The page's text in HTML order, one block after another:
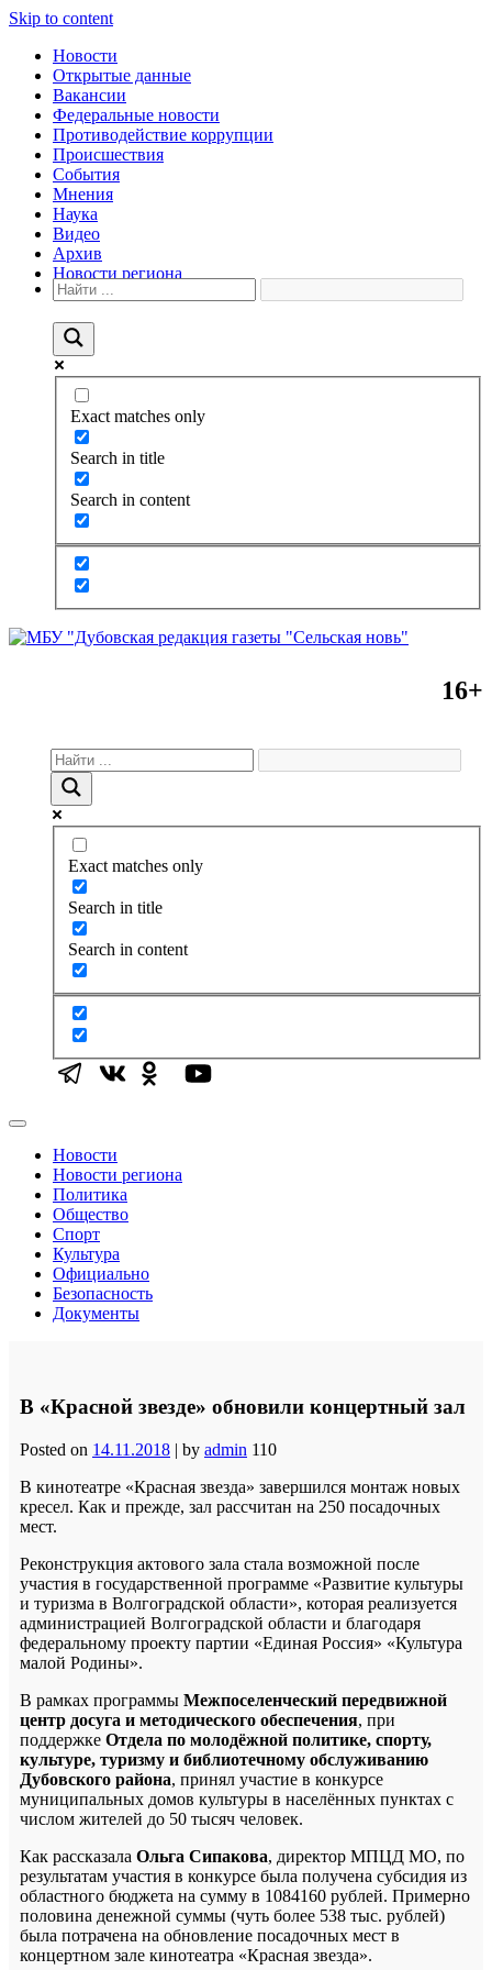
Skip to content
Новости
Открытые данные
Вакансии
Федеральные новости
Противодействие коррупции
Происшествия
События
Мнения
Наука
Видео
Архив
Новости региона
Exact matches only
Search in title
Search in content
16+
Exact matches only
Search in title
Search in content
Новости
Новости региона
Политика
Общество
Спорт
Культура
Официально
Безопасность
Документы
В «Красной звезде» обновили концертный зал
Posted on 14.11.2018 | by admin 110
В кинотеатре «Красная звезда» завершился монтаж новых
кресел. Как и прежде, зал рассчитан на 250 посадочных
мест.
Реконструкция актового зала стала возможной после
участия в государственной программе «Развитие культуры
и туризма в Волгоградской области», которая реализуется
администрацией Волгоградской области и благодаря
федеральному проекту партии «Единая Россия» «Культура
малой Родины».
В рамках программы Межпоселенческий передвижной
центр досуга и методического обеспечения, при
поддержке Отдела по молодёжной политике, спорту,
культуре, туризму и библиотечному обслуживанию
Дубовского района, принял участие в конкурсе
муниципальных домов культуры в населённых пунктах с
числом жителей до 50 тысяч человек.
Как рассказала Ольга Сипакова, директор МПЦД МО, по
результатам участия в конкурсе была получена субсидия из
областного бюджета на сумму в 1084160 рублей. Примерно
половина денежной суммы (чуть более 538 тыс. рублей)
была потрачена на обновление посадочных мест в
концертном зале кинотеатра «Красная звезда».